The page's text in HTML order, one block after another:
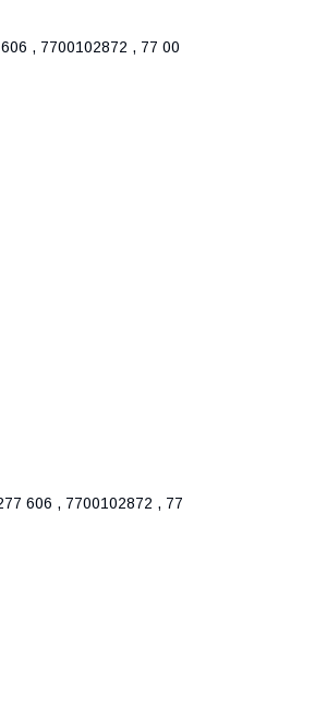
, 7700102872 , 77 00
606 , 7700102872 , 77